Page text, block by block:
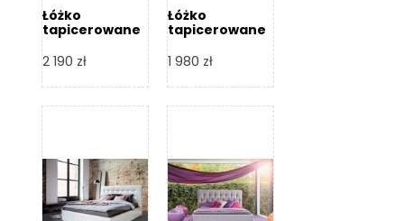
Łóżko
tapicerowane
Design
2 190 zł
Łóżko
tapicerowane
Design
1 980 zł